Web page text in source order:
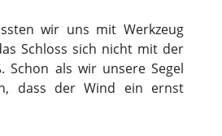
wir uns mit Werkzeug
Schloss sich nicht mit der
als wir unsere Segel
dass der Wind ein ernst